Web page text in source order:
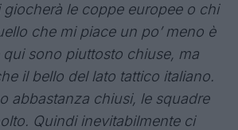
giocherà le coppe europee o chi
che mi piace un po’ meno è
qui sono piuttosto chiuse, ma
il bello del lato tattico italiano.
abbastanza chiusi, le squadre
Quindi inevitabilmente ci